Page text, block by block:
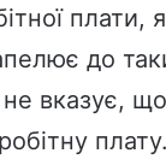
плати,
до
вказує,